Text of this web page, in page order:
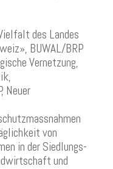
des Landes
BUWAL/BRP
Vernetzung,
Neuer
von
in der Siedlungs-
und